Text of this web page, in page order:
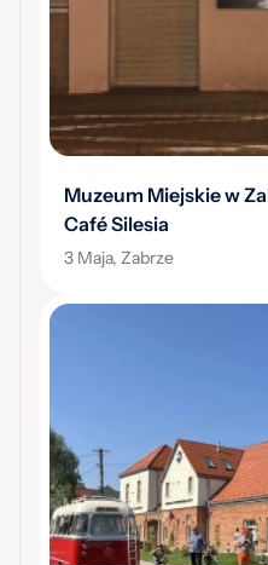
Muzeum Miejskie w
Café Silesia
3 Maja, Zabrze